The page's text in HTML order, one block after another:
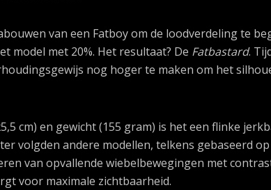
van een Fatboy om de loodverdeling te
model met 20%. Het resultaat? De Fatbastard.
nog hoger te maken om het
cm) en gewicht (155 gram) is het een flinke
volgden andere modellen, telkens gebaseerd
van opvallende wiebelbewegingen met
voor maximale zichtbaarheid.